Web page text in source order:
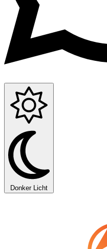
Donker Licht